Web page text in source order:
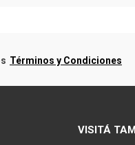
Términos y Condiciones
VISITÁ